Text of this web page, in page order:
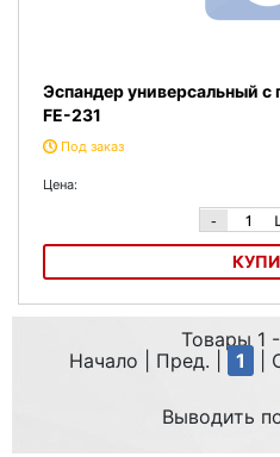
Размеры: 28-46
Эспандер универсальный с
FE-231
Под заказ
Цена:
-
Эспандер универсальный с петлями
Товары 1 -
Начало | Пред. |
1 |
Выводить